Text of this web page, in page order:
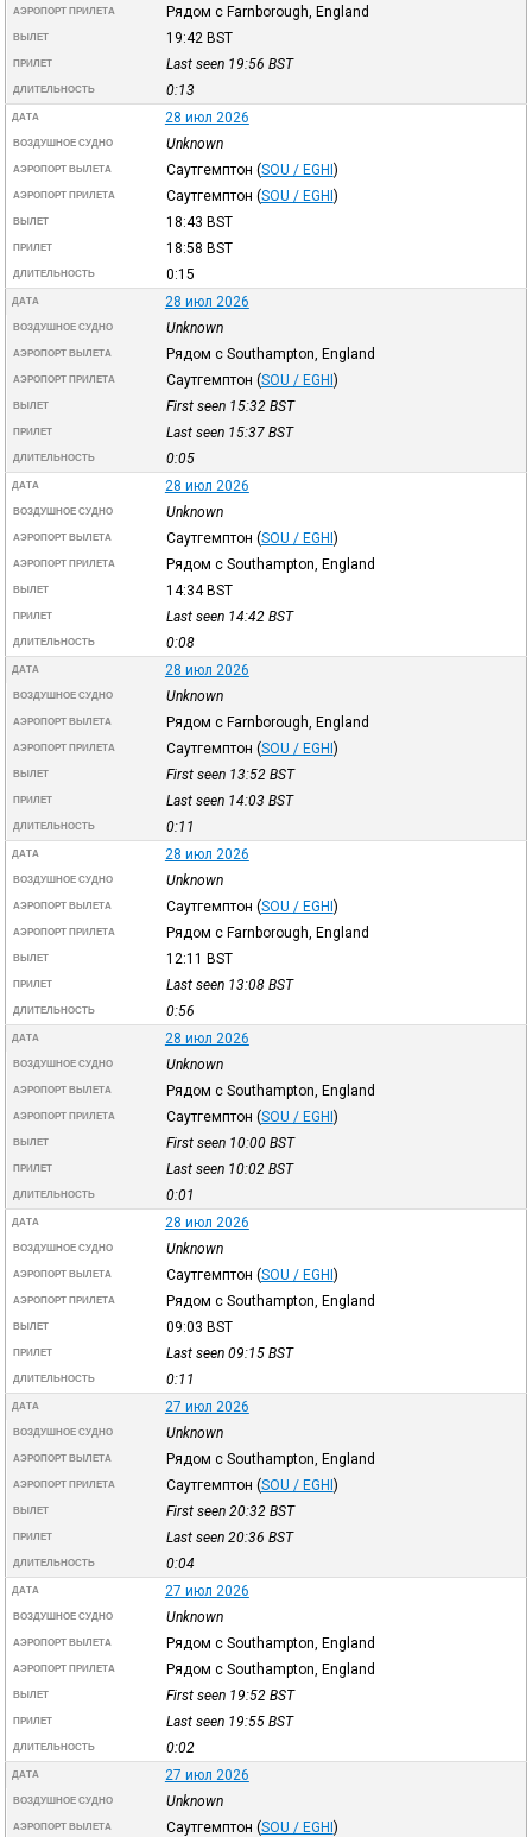
АЭРОПОРТ ПРИЛЕТА Рядом с Farnborough, England
ВЫЛЕТ 19:42 BST
ПРИЛЕТ Last seen 19:56 BST
ДЛИТЕЛЬНОСТЬ 0:13
ДАТА 28 июл 2026
ВОЗДУШНОЕ СУДНО Unknown
АЭРОПОРТ ВЫЛЕТА Саутгемптон (SOU / EGHI)
АЭРОПОРТ ПРИЛЕТА Саутгемптон (SOU / EGHI)
ВЫЛЕТ 18:43 BST
ПРИЛЕТ 18:58 BST
ДЛИТЕЛЬНОСТЬ 0:15
ДАТА 28 июл 2026
ВОЗДУШНОЕ СУДНО Unknown
АЭРОПОРТ ВЫЛЕТА Рядом с Southampton, England
АЭРОПОРТ ПРИЛЕТА Саутгемптон (SOU / EGHI)
ВЫЛЕТ First seen 15:32 BST
ПРИЛЕТ Last seen 15:37 BST
ДЛИТЕЛЬНОСТЬ 0:05
ДАТА 28 июл 2026
ВОЗДУШНОЕ СУДНО Unknown
АЭРОПОРТ ВЫЛЕТА Саутгемптон (SOU / EGHI)
АЭРОПОРТ ПРИЛЕТА Рядом с Southampton, England
ВЫЛЕТ 14:34BST
ПРИЛЕТ Last seen 14:42 BST
ДЛИТЕЛЬНОСТЬ 0:08
ДАТА 28 июл 2026
ВОЗДУШНОЕ СУДНО Unknown
АЭРОПОРТ ВЫЛЕТА Рядом с Farnborough, England
АЭРОПОРТ ПРИЛЕТА Саутгемптон (SOU / EGHI)
ВЫЛЕТ First seen 13:52 BST
ПРИЛЕТ Last seen 14:03 BST
ДЛИТЕЛЬНОСТЬ 0:11
ДАТА 28 июл 2026
ВОЗДУШНОЕ СУДНО Unknown
АЭРОПОРТ ВЫЛЕТА Саутгемптон (SOU / EGHI)
АЭРОПОРТ ПРИЛЕТА Рядом с Farnborough, England
ВЫЛЕТ 12:11 BST
ПРИЛЕТ Last seen 13:08 BST
ДЛИТЕЛЬНОСТЬ 0:56
ДАТА 28 июл 2026
ВОЗДУШНОЕ СУДНО Unknown
АЭРОПОРТ ВЫЛЕТА Рядом с Southampton, England
АЭРОПОРТ ПРИЛЕТА Саутгемптон (SOU / EGHI)
ВЫЛЕТ First seen 10:00 BST
ПРИЛЕТ Last seen 10:02 BST
ДЛИТЕЛЬНОСТЬ 0:01
ДАТА 28 июл 2026
ВОЗДУШНОЕ СУДНО Unknown
АЭРОПОРТ ВЫЛЕТА Саутгемптон (SOU / EGHI)
АЭРОПОРТ ПРИЛЕТА Рядом с Southampton, England
ВЫЛЕТ 09:03 BST
ПРИЛЕТ Last seen 09:15 BST
ДЛИТЕЛЬНОСТЬ 0:11
ДАТА 27 июл 2026
ВОЗДУШНОЕ СУДНО Unknown
АЭРОПОРТ ВЫЛЕТА Рядом с Southampton, England
АЭРОПОРТ ПРИЛЕТА Саутгемптон (SOU / EGHI)
ВЫЛЕТ First seen 20:32 BST
ПРИЛЕТ Last seen 20:36 BST
ДЛИТЕЛЬНОСТЬ 0:04
ДАТА 27 июл 2026
ВОЗДУШНОЕ СУДНО Unknown
АЭРОПОРТ ВЫЛЕТА Рядом с Southampton, England
АЭРОПОРТ ПРИЛЕТА Рядом с Southampton, England
ВЫЛЕТ First seen 19:52 BST
ПРИЛЕТ Last seen 19:55 BST
ДЛИТЕЛЬНОСТЬ 0:02
ДАТА 27 июл 2026
ВОЗДУШНОЕ СУДНО Unknown
АЭРОПОРТ ВЫЛЕТА Саутгемптон (SOU / EGHI)